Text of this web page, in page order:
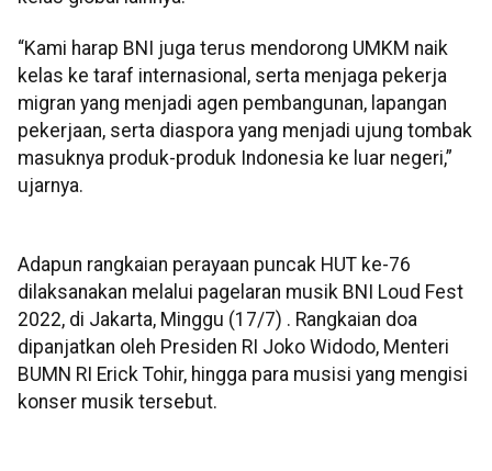
“Kami harap BNI juga terus mendorong UMKM naik
kelas ke taraf internasional, serta menjaga pekerja
migran yang menjadi agen pembangunan, lapangan
pekerjaan, serta diaspora yang menjadi ujung tombak
masuknya produk-produk Indonesia ke luar negeri,”
ujarnya.
Adapun rangkaian perayaan puncak HUT ke-76
dilaksanakan melalui pagelaran musik BNI Loud Fest
2022, di Jakarta, Minggu (17/7) . Rangkaian doa
dipanjatkan oleh Presiden RI Joko Widodo, Menteri
BUMN RI Erick Tohir, hingga para musisi yang mengisi
konser musik tersebut.